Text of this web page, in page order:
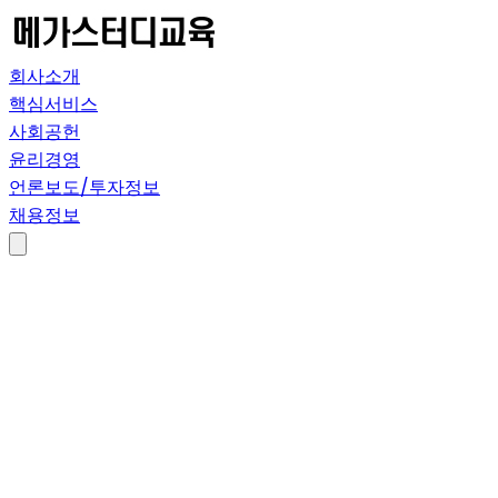
회사소개
핵심서비스
사회공헌
윤리경영
언론보도/투자정보
채용정보